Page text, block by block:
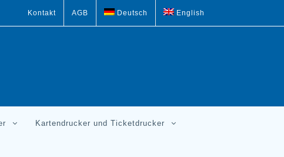
Kontakt AGB Deutsch English
Kartendrucker und Ticketdrucker